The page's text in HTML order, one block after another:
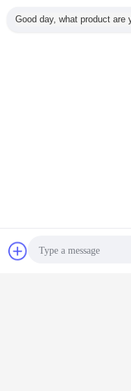
চ্যাট
Good day, what product are